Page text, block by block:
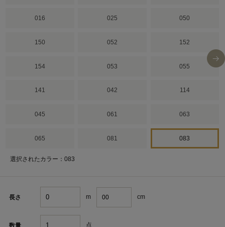
016 025 050
150 052 152
154 053 055
141 042 114
045 061 063
065 081 083
選択されたカラー：083
長さ m cm
数量 点